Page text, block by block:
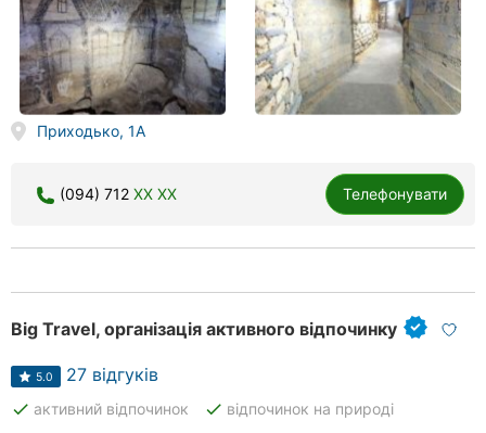
Приходько, 1A
(094) 712 XX XX Телефонувати
Big Travel, організація активного відпочинку
5.0 27 відгуків
done активний відпочинок done відпочинок на природі